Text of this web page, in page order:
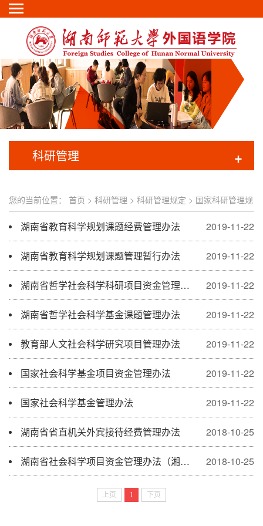
科研管理 +
您的当前位置： 首页 > 科研管理 > 科研管理规定 > 国家科研管理规
定
2019-11-22
湖南省教育科学规划课题经费管理办法
2019-11-22
湖南省教育科学规划课题管理暂行办法
2019-11-22
湖南省哲学社会科学科研项目资金管理办法
2019-11-22
湖南省哲学社会科学基金课题管理办法
2019-11-22
教育部人文社会科学研究项目管理办法
2019-11-22
国家社会科学基金项目资金管理办法
2019-11-22
国家社会科学基金管理办法
2018-10-25
湖南省省直机关外宾接待经费管理办法
2018-10-25
湖南省社会科学项目资金管理办法（湘财教2018-33号）
上页 1 下页